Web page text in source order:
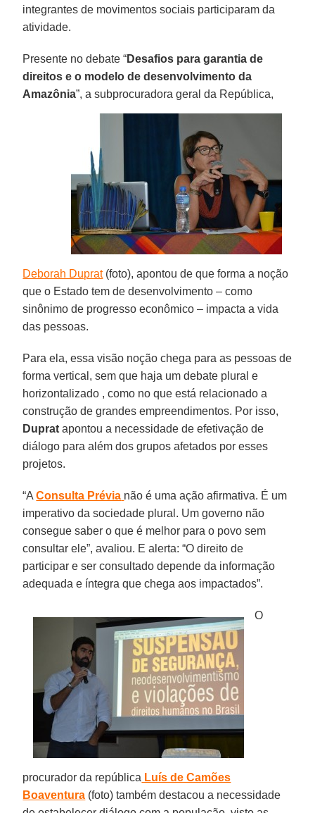
integrantes de movimentos sociais participaram da
atividade.
Presente no debate “Desafios para garantia de
direitos e o modelo de desenvolvimento da
Amazônia”, a subprocuradora geral da República,
Deborah Duprat (foto), apontou de que forma a noção
que o Estado tem de desenvolvimento – como
sinônimo de progresso econômico – impacta a vida
das pessoas.
Para ela, essa visão noção chega para as pessoas de
forma vertical, sem que haja um debate plural e
horizontalizado , como no que está relacionado a
construção de grandes empreendimentos. Por isso,
Duprat apontou a necessidade de efetivação de
diálogo para além dos grupos afetados por esses
projetos.
“AConsulta Prévia não é uma ação afirmativa. É um
imperativo da sociedade plural. Um governo não
consegue saber o que é melhor para o povo sem
consultar ele”, avaliou. E alerta: “O direito de
participar e ser consultado depende da informação
adequada e íntegra que chega aos impactados”.
O
procurador da república Luís de Camões
Boaventura (foto) também destacou a necessidade